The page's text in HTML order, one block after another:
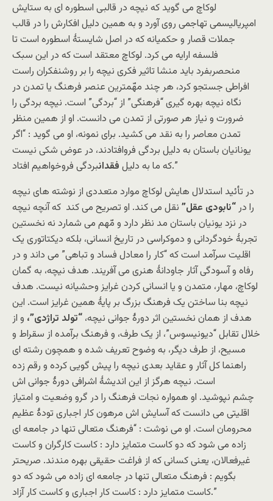
لوکاچ می گوید که نیچه در قالبی اسطوره ای به ستایش
امپریالیسمی تهاجمی روی آورد و به همین دلیل افکارش را در قالب
جملات قصار و حکمیانه که در اصل شایستۀ اسطوره است تا
فلسفه ارایه می کرد. لوکاچ معتقد است که در این سبک
منحصربفرد باید منشا تاثیر فکری نیچه را بر روشنفکران راست
افراطی جستجو کرد، هر چند مهّمترین عنصر فرهنگ یا تمدن در
نگاه نیچه بهره گیری “فرهنگی” از “بردگی” است. نیچه بردگی را
ضرورت و نیاز هر صورتی از تمدن می دانست. او از همین منظر
تمدن معاصر را به نقد می کشید. برای نمونه، او می گوید : “اگر
یونانیان باستان به دلیل بردگی فروافتادند، در عوض شکی نیست
که ما به دلیل فقدان
بردگی فروخواهیم افتاد.”
در تأئید استدلال هایش لوکاچ موارد متعددی از نوشته های نیچه
را در“نابودی عقل” نقل می کند. او تصریح می کند که آنچه نیچه
در نزد یونیان باستان مد نظر دارد و مّهم می شمارد نه نخستین
تجربۀ خودگردانی و دموکراسی در تاریخ انسانی، بلکه دیکتاتوری یک
اقلیت سرآمد است که “کار را معادل فساد و تباهی” می داند و در
رفاه و آسودگی آثار جاودانۀ هنری می آفریند. هدف نیچه، به گمان
لوکاچ، مهار، متمدن و یا انسانی کردن غرایز وحشیانه نیست. هدف
نیچه بنا ساختن یک فرهنگ بزرگ بر پایۀ همین غرایز است. این
هدف از همان نخستین اثر دورۀ جوانی نیچه، “تولد تراژدی”، و از
خلال تقابل “دیونیسوس”، از یک طرف، و فرهنگ برآمده از سقراط و
مسیح، از طرف دیگر، به وضوح تعریف شده و همچون رشته ای
راهنما کل آثار و عقاید بعدی نیچه را پیش گویی کرده و رقم زده
است. نیچه هرگز از این اندیشۀ اشرافی دورۀ جوانی اش
چشم نپوشید. او همواره نجات فرهنگ را در گرو وضعیت و امتیاز
اقلیتی می دانست که آسایش اش مرهون کار اجباری تودۀ عظیم
محرومان است. او می نوشت : “فرهنگ متعالی تنها در جامعه ای
زاده می شود که دو کاست متمایز دارد : کاست کارگران و کاست
غیرفعالان، یعنی کسانی که از فراغت حقیقی بهره مندند. صریحتر
بگویم : فرهنگ متعالی تنها در جامعه ای زاده می شود که دو
کاست متمایز دارد : کاست کار اجباری و کاست کار آزاد.”